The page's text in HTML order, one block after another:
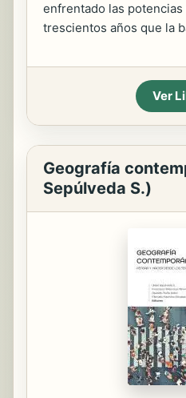
enfrentado las potencias
trescientos años que la
Ver
Geografía
Sepúlveda S.)